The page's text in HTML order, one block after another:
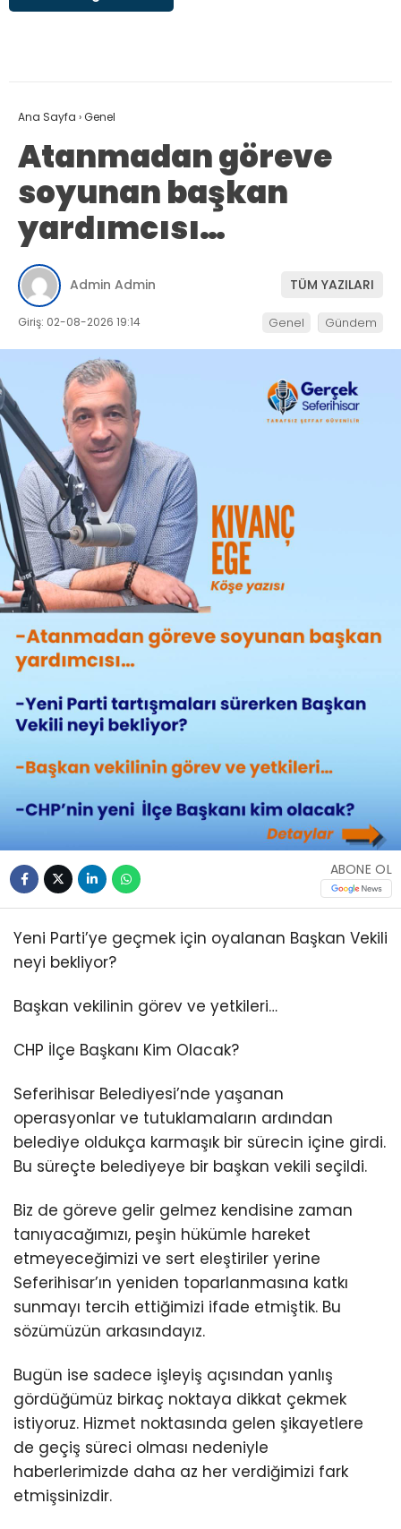
Ana Sayfa ›Genel
Atanmadan göreve
soyunan başkan
yardımcısı…
Admin Admin TÜM YAZILARI
Giriş: 02-08-2026 19:14 Genel Gündem
ABONE OL
Yeni Parti’ye geçmek için oyalanan Başkan Vekili
neyi bekliyor?
Başkan vekilinin görev ve yetkileri…
CHP İlçe Başkanı Kim Olacak?
Seferihisar Belediyesi’nde yaşanan
operasyonlar ve tutuklamaların ardından
belediye oldukça karmaşık bir sürecin içine girdi.
Bu süreçte belediyeye bir başkan vekili seçildi.
Biz de göreve gelir gelmez kendisine zaman
tanıyacağımızı, peşin hükümle hareket
etmeyeceğimizi ve sert eleştiriler yerine
Seferihisar’ın yeniden toparlanmasına katkı
sunmayı tercih ettiğimizi ifade etmiştik. Bu
sözümüzün arkasındayız.
Bugün ise sadece işleyiş açısından yanlış
gördüğümüz birkaç noktaya dikkat çekmek
istiyoruz. Hizmet noktasında gelen şikayetlere
de geçiş süreci olması nedeniyle
haberlerimizde daha az her verdiğimizi fark
etmişsinizdir.